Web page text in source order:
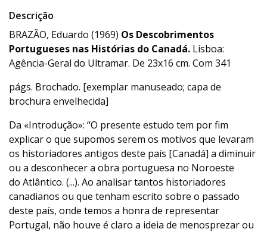
Descrição
BRAZÃO, Eduardo (1969) Os Descobrimentos
Portugueses nas Histórias do Canadá. Lisboa:
Agência-Geral do Ultramar. De 23x16 cm. Com 341
págs. Brochado. [exemplar manuseado; capa de
brochura envelhecida]
Da «Introdução»: “O presente estudo tem por fim
explicar o que supomos serem os motivos que levaram
os historiadores antigos deste país [Canadá] a diminuir
ou a desconhecer a obra portuguesa no Noroeste
do Atlântico. (...). Ao analisar tantos historiadores
canadianos ou que tenham escrito sobre o passado
deste país, onde temos a honra de representar
Portugal, não houve é claro a ideia de menosprezar ou